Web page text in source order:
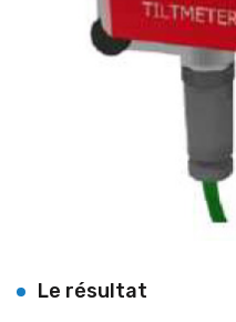
Le résultat